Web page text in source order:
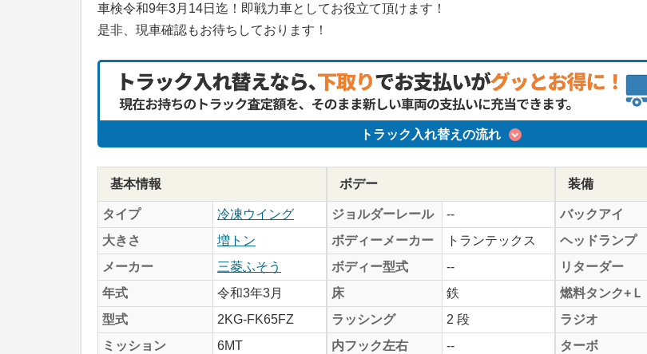
車検令和9年3月14日迄！即戦力車としてお役立て頂けます！
是非、現車確認もお待ちしております！
トラック入れ替えの流れ
基本情報
タイプ
冷凍ウイング
大きさ
増トン
メーカー
三菱ふそう
年式
令和3年3月
型式
2KG-FK65FZ
ミッション
6MT
ボデー
ジョルダーレール
--
ボディーメーカー
トランテックス
ボディー型式
--
床
鉄
ラッシング
2 段
内フック左右
--
装備
バックアイ
ヘッドランプ
リターダー
燃料タンク+Ｌ
ラジオ
ターボ